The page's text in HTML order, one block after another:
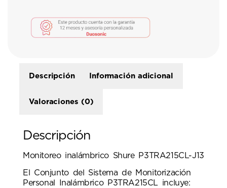
Descripción Información adicional
Valoraciones (0)
Descripción
Monitoreo inalámbrico Shure P3TRA215CL-J13
El Conjunto del Sistema de Monitorización
Personal Inalámbrico P3TRA215CL incluye: